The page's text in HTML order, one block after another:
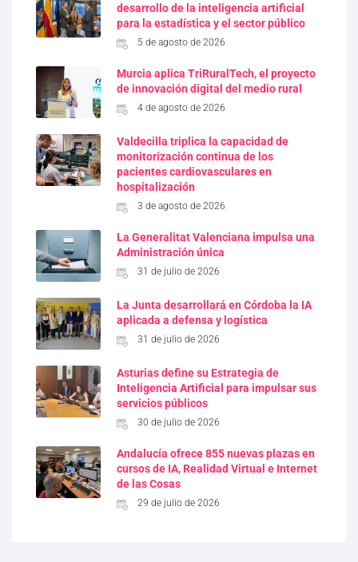
desarrollo de la inteligencia artificial
para la estadística y el sector público
5 de agosto de 2026
Murcia aplica TriRuralTech, el proyecto
de innovación digital del medio rural
4 de agosto de 2026
Valdecilla triplica la capacidad de
monitorización continua de los
pacientes cardiovasculares en
hospitalización
3 de agosto de 2026
La Generalitat Valenciana impulsa una
Administración única
31 de julio de 2026
La Junta desarrollará en Córdoba la IA
aplicada a defensa y logística
31 de julio de 2026
Asturias define su Estrategia de
Inteligencia Artificial para impulsar sus
servicios públicos
30 de julio de 2026
Andalucía ofrece 855 nuevas plazas en
cursos de IA, Realidad Virtual e Internet
de las Cosas
29 de julio de 2026